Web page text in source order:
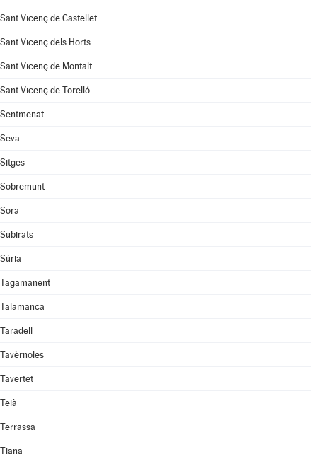
Sant Vicenç de Castellet
Sant Vicenç dels Horts
Sant Vicenç de Montalt
Sant Vicenç de Torelló
Sentmenat
Seva
Sitges
Sobremunt
Sora
Subirats
Súria
Tagamanent
Talamanca
Taradell
Tavèrnoles
Tavertet
Teià
Terrassa
Tiana